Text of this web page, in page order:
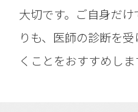
大切です。ご自身だ
りも、医師の診断を
くことをおすすめしま